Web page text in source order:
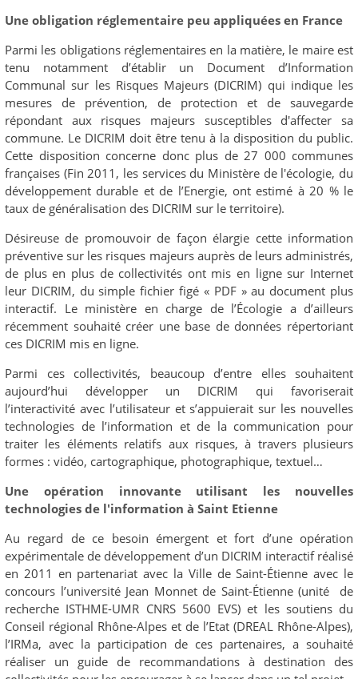
Une obligation réglementaire peu appliquées en France
Parmi les obligations réglementaires en la matière, le maire est
tenu notamment d’établir un Document d’Information
Communal sur les Risques Majeurs (DICRIM) qui indique les
mesures de prévention, de protection et de sauvegarde
répondant aux risques majeurs susceptibles d'affecter sa
commune. Le DICRIM doit être tenu à la disposition du public.
Cette disposition concerne donc plus de 27 000 communes
françaises (Fin 2011, les services du Ministère de l'écologie, du
développement durable et de l’Energie, ont estimé à 20 % le
taux de généralisation des DICRIM sur le territoire).
Désireuse de promouvoir de façon élargie cette information
préventive sur les risques majeurs auprès de leurs administrés,
de plus en plus de collectivités ont mis en ligne sur Internet
leur DICRIM, du simple fichier figé « PDF » au document plus
interactif. Le ministère en charge de l’Écologie a d’ailleurs
récemment souhaité créer une base de données répertoriant
ces DICRIM mis en ligne.
Parmi ces collectivités, beaucoup d’entre elles souhaitent
aujourd’hui développer un DICRIM qui favoriserait
l’interactivité avec l’utilisateur et s’appuierait sur les nouvelles
technologies de l’information et de la communication pour
traiter les éléments relatifs aux risques, à travers plusieurs
formes : vidéo, cartographique, photographique, textuel…
Une opération innovante utilisant les nouvelles
technologies de l'information à Saint Etienne
Au regard de ce besoin émergent et fort d’une opération
expérimentale de développement d’un DICRIM interactif réalisé
en 2011 en partenariat avec la Ville de Saint-Étienne avec le
concours l’université Jean Monnet de Saint-Étienne (unité de
recherche ISTHME-UMR CNRS 5600 EVS) et les soutiens du
Conseil régional Rhône-Alpes et de l’Etat (DREAL Rhône-Alpes),
l’IRMa, avec la participation de ces partenaires, a souhaité
réaliser un guide de recommandations à destination des